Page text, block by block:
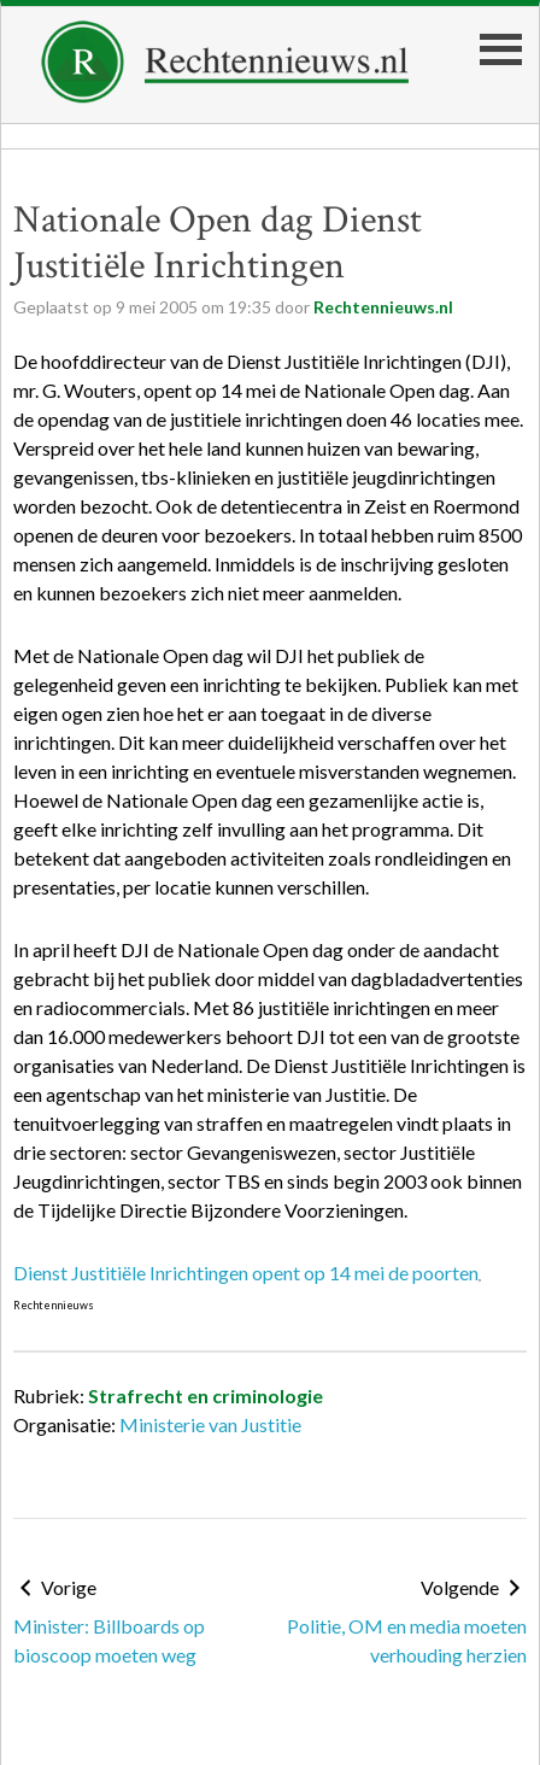
Nationale Open dag Dienst
Justitiële Inrichtingen
Geplaatst op 9 mei 2005 om 19:35 door Rechtennieuws.nl
De hoofddirecteur van de Dienst Justitiële Inrichtingen (DJI),
mr. G. Wouters, opent op 14 mei de Nationale Open dag. Aan
de opendag van de justitiele inrichtingen doen 46 locaties mee.
Verspreid over het hele land kunnen huizen van bewaring,
gevangenissen, tbs-klinieken en justitiële jeugdinrichtingen
worden bezocht. Ook de detentiecentra in Zeist en Roermond
openen de deuren voor bezoekers. In totaal hebben ruim 8500
mensen zich aangemeld. Inmiddels is de inschrijving gesloten
en kunnen bezoekers zich niet meer aanmelden.
Met de Nationale Open dag wil DJI het publiek de
gelegenheid geven een inrichting te bekijken. Publiek kan met
eigen ogen zien hoe het er aan toegaat in de diverse
inrichtingen. Dit kan meer duidelijkheid verschaffen over het
leven in een inrichting en eventuele misverstanden wegnemen.
Hoewel de Nationale Open dag een gezamenlijke actie is,
geeft elke inrichting zelf invulling aan het programma. Dit
betekent dat aangeboden activiteiten zoals rondleidingen en
presentaties, per locatie kunnen verschillen.
In april heeft DJI de Nationale Open dag onder de aandacht
gebracht bij het publiek door middel van dagbladadvertenties
en radiocommercials. Met 86 justitiële inrichtingen en meer
dan 16.000 medewerkers behoort DJI tot een van de grootste
organisaties van Nederland. De Dienst Justitiële Inrichtingen is
een agentschap van het ministerie van Justitie. De
tenuitvoerlegging van straffen en maatregelen vindt plaats in
drie sectoren: sector Gevangeniswezen, sector Justitiële
Jeugdinrichtingen, sector TBS en sinds begin 2003 ook binnen
de Tijdelijke Directie Bijzondere Voorzieningen.
Dienst Justitiële Inrichtingen opent op 14 mei de poorten
Rechtennieuws
Rubriek: Strafrecht en criminologie
Organisatie: Ministerie van Justitie
Vorige
Minister: Billboards op
bioscoop moeten weg
Volgende
Politie, OM en media moeten
verhouding herzien